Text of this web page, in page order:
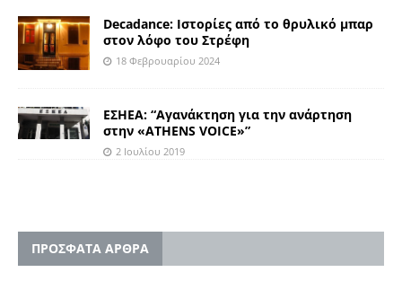
Decadance: Ιστορίες από το θρυλικό μπαρ
στον λόφο του Στρέφη
18 Φεβρουαρίου 2024
ΕΣΗΕΑ: “Αγανάκτηση για την ανάρτηση
στην «ATHENS VOICE»”
2 Ιουλίου 2019
ΠΡΟΣΦΑΤΑ ΑΡΘΡΑ